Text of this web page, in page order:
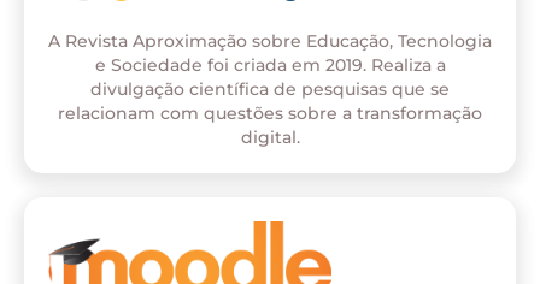
A Revista Aproximação sobre Educação, Tecnologia
e Sociedade foi criada em 2019. Realiza a
divulgação científica de pesquisas que se
relacionam com questões sobre a transformação
digital.